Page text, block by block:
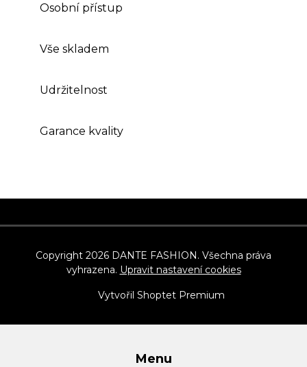
Osobní přístup
Vše skladem
Udržitelnost
Garance kvality
á
í
Vytvořil Shoptet Premium
Copyright 2026 DANTE FASHION. Všechna práva
vyhrazena. Upravit nastavení cookies
Menu